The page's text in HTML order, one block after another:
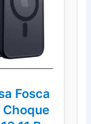
Fosca
Choque